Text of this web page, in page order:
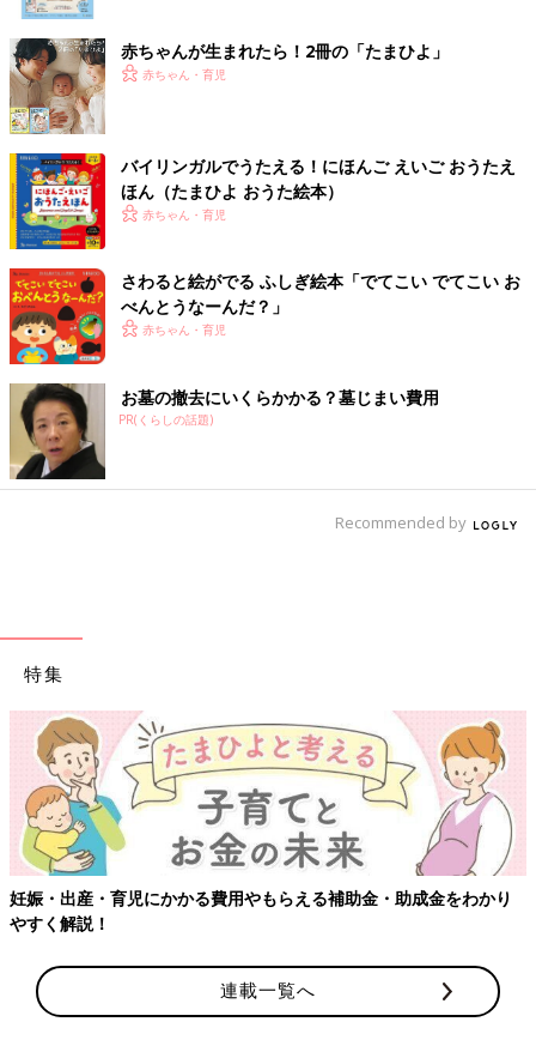
赤ちゃんが生まれたら！2冊の「たまひよ」
赤ちゃん・育児
バイリンガルでうたえる！にほんご えいご おうたえ
ほん（たまひよ おうた絵本）
赤ちゃん・育児
さわると絵がでる ふしぎ絵本「でてこい でてこい お
べんとうなーんだ？」
赤ちゃん・育児
お墓の撤去にいくらかかる？墓じまい費用
PR(くらしの話題)
Recommended by
特集
【ワクチン接種できるものも】妊婦の感染症対策、知っておいて！
連載一覧へ